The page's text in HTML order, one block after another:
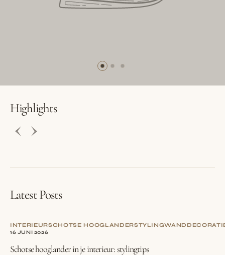
BUTTON LABELBUTTON LABEL
Highlights
Latest Posts
INTERIEURSCHOTSE HOOGLANDERSTYLING
16 JUNI 2026
Schotse hooglander in je interieur: stylingtips